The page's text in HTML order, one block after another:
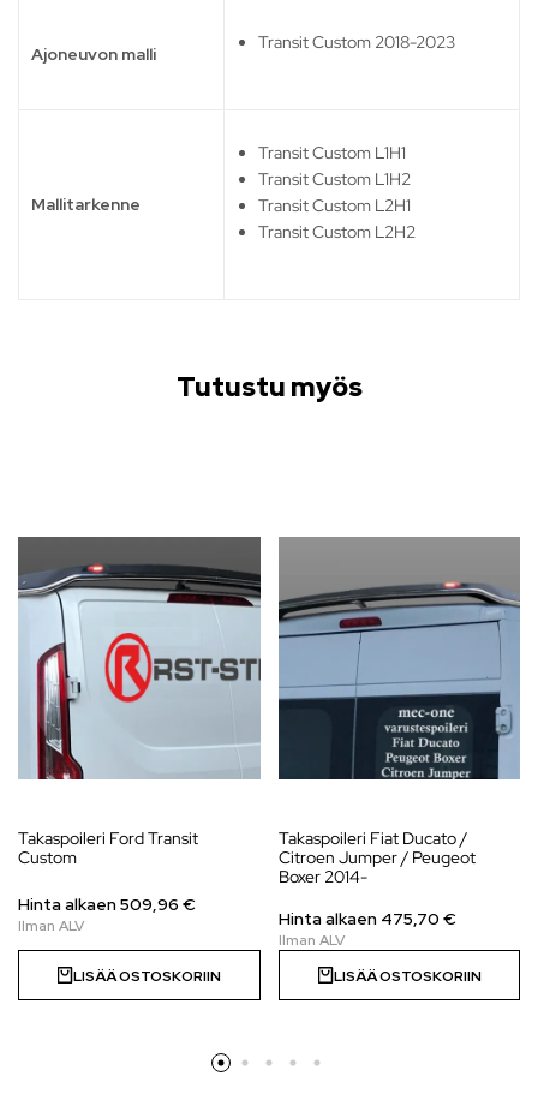
Ajoneuvon malli
Transit Custom 2018-2023
Mallitarkenne
Transit Custom L1H1
Transit Custom L1H2
Transit Custom L2H1
Transit Custom L2H2
Tutustu myös
Takaspoileri Ford Transit
Custom
Hinta alkaen 509,96 €
LISÄÄ OSTOSKORIIN
Takaspoileri Fiat Ducato /
Citroen Jumper / Peugeot
Boxer 2014-
Hinta alkaen 475,70 €
LISÄÄ OSTOSKORIIN